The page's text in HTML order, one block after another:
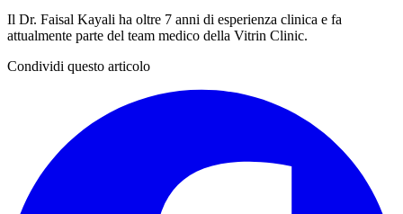
Il Dr. Faisal Kayali ha oltre 7 anni di esperienza clinica e fa
attualmente parte del team medico della Vitrin Clinic.
Condividi questo articolo